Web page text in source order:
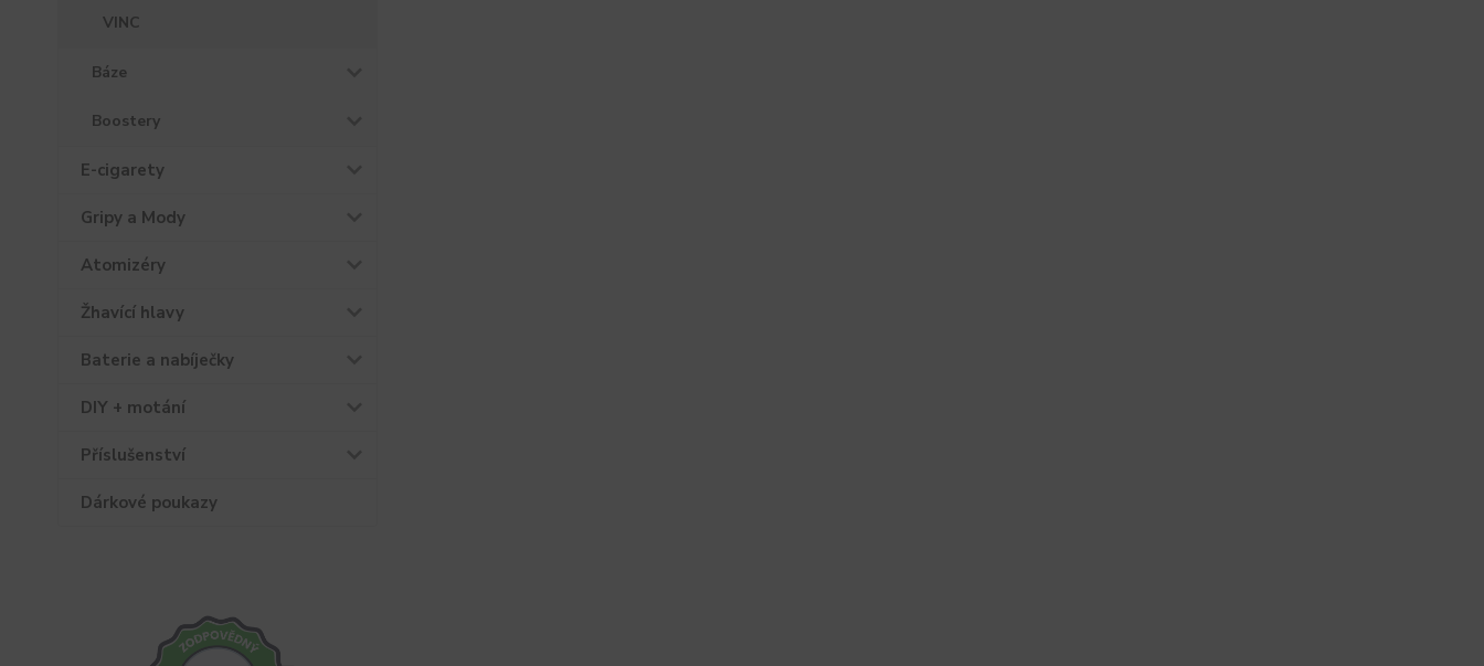
VINC
Báze
Boostery
E-cigarety
Gripy a Mody
Atomizéry
Žhavící hlavy
Baterie a nabíječky
DIY + motání
Příslušenství
Dárkové poukazy